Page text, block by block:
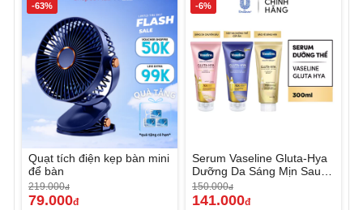
-63%
Quạt tích điện kẹp bàn mini
để bàn
219.000đ
79.000đ
-6%
Serum Vaseline Gluta-Hya
Dưỡng Da Sáng Mịn Sau 7
Ngày
150.000đ
141.000đ